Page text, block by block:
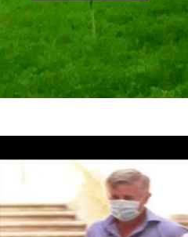
Campo Salmantino Revista